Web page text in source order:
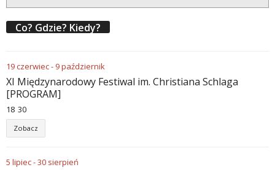
Co? Gdzie? Kiedy?
19czerwiec- 9październik
XI Międzynarodowy Festiwal im. Christiana Schlaga
[PROGRAM]
18 30
Zobacz
5 lipiec-30 sierpień